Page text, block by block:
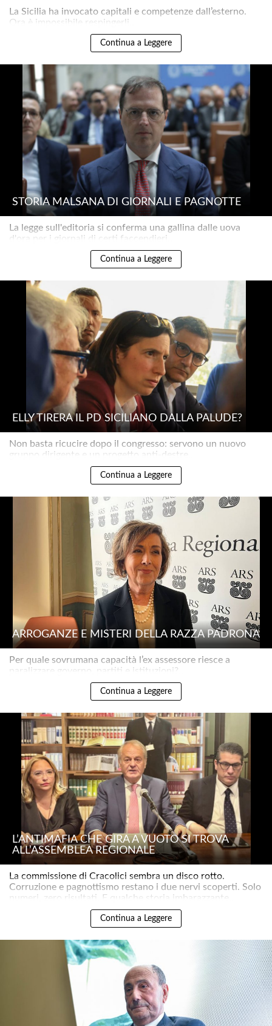
La Sicilia ha invocato capitali e competenze dall’esterno.
Ora è impossibile respingerli..
Continua a Leggere
STORIA MALSANA DI GIORNALI E PAGNOTTE
La legge sull'editoria si conferma una gallina dalle uova
d'ora per i giornali di certi faccendieri..
Continua a Leggere
ELLY TIRERÀ IL PD SICILIANO DALLA PALUDE?
Non basta ricucire dopo il congresso: servono un nuovo
gruppo dirigente e un progetto anti-destre..
Continua a Leggere
ARROGANZE E MISTERI DELLA RAZZA PADRONA
Per quale sovrumana capacità l’ex assessore riesce a
paralizzare governo, partiti e istituzioni?..
Continua a Leggere
L’ANTIMAFIA CHE GIRA A VUOTO SI TROVA
ALL’ASSEMBLEA REGIONALE
La commissione di Cracolici sembra un disco rotto.
Corruzione e pagnottismo restano i due nervi scoperti. Solo
numeri, zero risultati. E qualche storia imbarazzante..
Continua a Leggere